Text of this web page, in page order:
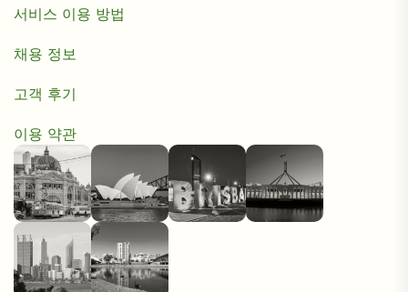
서비스 이용 방법
채용 정보
고객 후기
이용 약관